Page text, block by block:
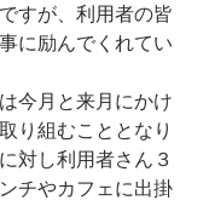
すが、利用者の皆
に励んでくれてい
今月と来月にかけ
り組むこととなり
対し利用者さん３
チやカフェに出掛